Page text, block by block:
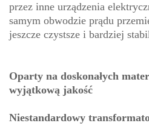
przez inne urządzenia
samym obwodzie prądu
jeszcze czystsze i bardziej
Oparty na doskonałych
wyjątkową jakość
Niestandardowy